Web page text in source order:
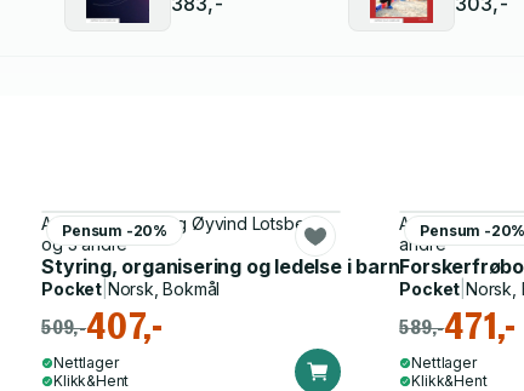
Pensum -20%
Anne Homme, Dag Øyvind Lotsberg
og 3 andre
Styring, organisering og ledelse i barnehagen
Pocket Norsk, Bokmål
509,-407,-
Nettlager
Klikk&Hent
Pensum -20%
Anne Lea,
andre
Pocket Norsk,
589,-471,-
Nettlager
Klikk&Hent